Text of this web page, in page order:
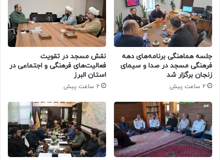
جلسه هماهنگی برنامه‌های دهه
فرهنگی مسجد در صدا و سیمای
زنجان برگزار شد
2 ساعت پیش
نقش مسجد در تقویت
فعالیت‌های فرهنگی و اجتماعی در
استان البرز
2 ساعت پیش